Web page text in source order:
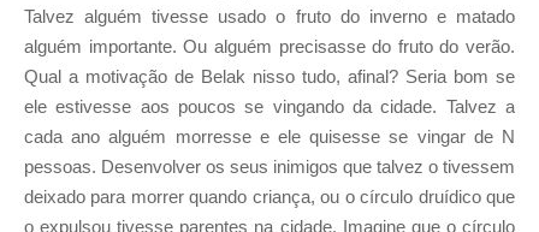
Talvez alguém tivesse usado o fruto do inverno e matado
alguém importante. Ou alguém precisasse do fruto do verão.
Qual a motivação de Belak nisso tudo, afinal? Seria bom se
ele estivesse aos poucos se vingando da cidade. Talvez a
cada ano alguém morresse e ele quisesse se vingar de N
pessoas. Desenvolver os seus inimigos que talvez o tivessem
deixado para morrer quando criança, ou o círculo druídico que
o expulsou tivesse parentes na cidade. Imagine que o círculo